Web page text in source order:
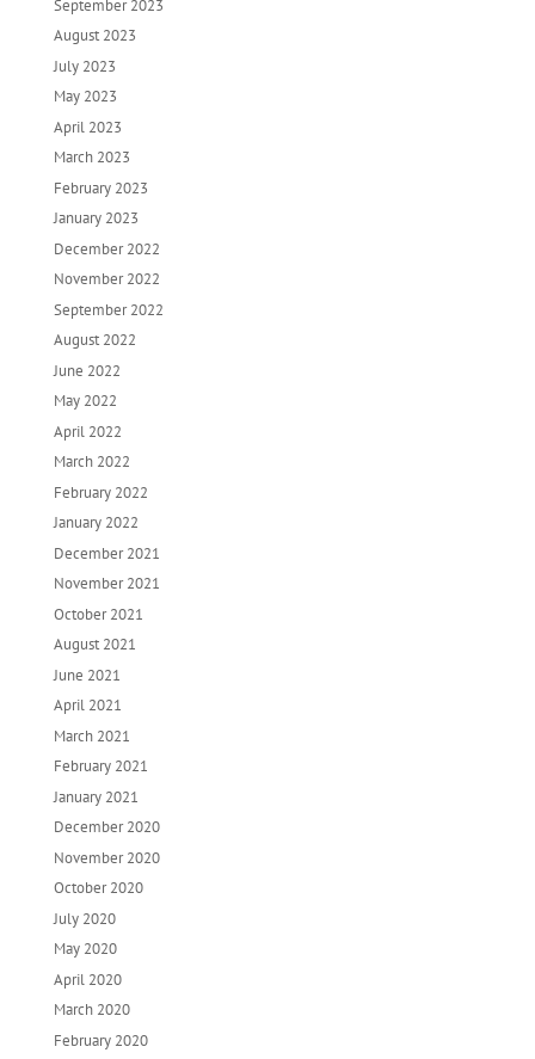
September 2023
August 2023
July 2023
May 2023
April 2023
March 2023
February 2023
January 2023
December 2022
November 2022
September 2022
August 2022
June 2022
May 2022
April 2022
March 2022
February 2022
January 2022
December 2021
November 2021
October 2021
August 2021
June 2021
April 2021
March 2021
February 2021
January 2021
December 2020
November 2020
October 2020
July 2020
May 2020
April 2020
March 2020
February 2020